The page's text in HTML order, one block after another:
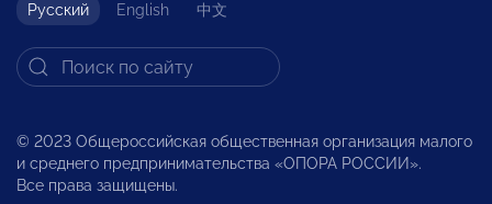
Русский English 中文
© 2023 Общероссийская общественная организация малого
и среднего предпринимательства «ОПОРА РОССИИ».
Все права защищены.